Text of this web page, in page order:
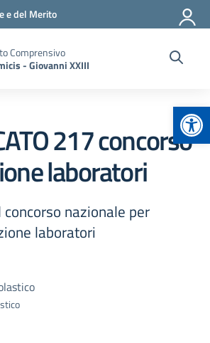
e del Merito
Comprensivo
- Giovanni XXIII
217 concorso
laboratori
nazionale per
laboratori